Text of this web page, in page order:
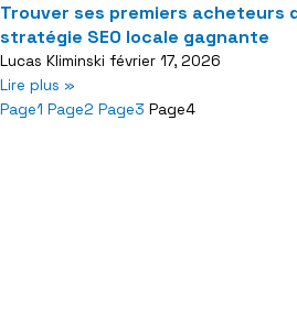
Trouver ses premiers acheteurs
stratégie SEO locale gagnante
Lucas Kliminski février 17, 2026
Lire plus »
Page1 Page2 Page3 Page4